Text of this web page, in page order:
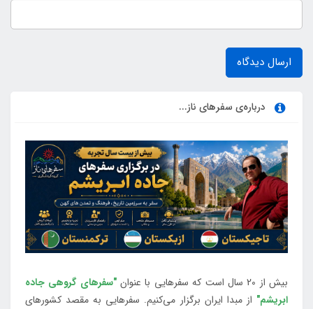
ارسال دیدگاه
درباره‌ی سفرهای ناز...
بیش از 20 سال است که سفرهایی با عنوان
"سفرهای گروهی جاده
ابریشم" از مبدا ایران برگزار می‌کنیم. سفرهایی به مقصد کشورهای